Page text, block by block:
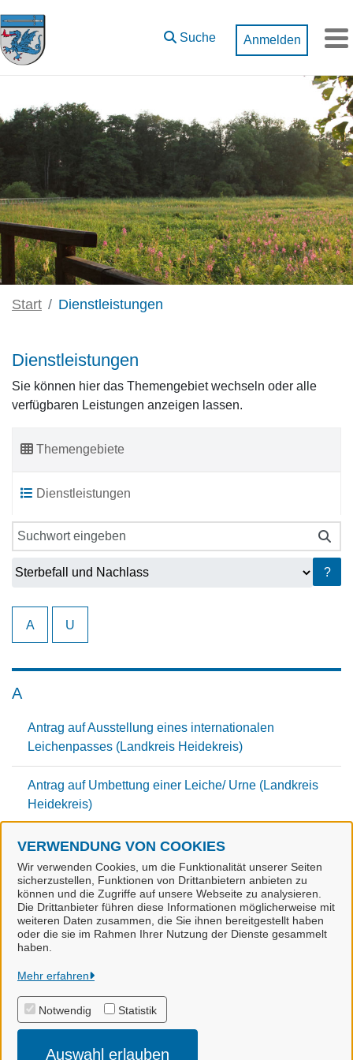
Zum Hauptinhalt springen
VERWENDUNG VON COOKIES
Wir verwenden Cookies, um die Funktionalität unserer Seiten
sicherzustellen, Funktionen von Drittanbietern anbieten zu
können und die Zugriffe auf unsere Webseite zu analysieren.
Die Drittanbieter führen diese Informationen möglicherweise mit
weiteren Daten zusammen, die Sie ihnen bereitgestellt haben
oder die sie im Rahmen Ihrer Nutzung der Dienste gesammelt
haben.
Mehr erfahren
Notwendig Statistik
Auswahl erlauben
Suche Anmelden
Start Dienstleistungen
Dienstleistungen
Sie können hier das Themengebiet wechseln oder alle
verfügbaren Leistungen anzeigen lassen.
Themengebiete
Dienstleistungen
?
A U
A
Antrag auf Ausstellung eines internationalen
Leichenpasses (Landkreis Heidekreis)
Antrag auf Umbettung einer Leiche/ Urne (Landkreis
Heidekreis)
U
Urkunden aus dem Sterberegister (Stadt Munster)
Stadt Munster
Alle Rechte vorbehalten